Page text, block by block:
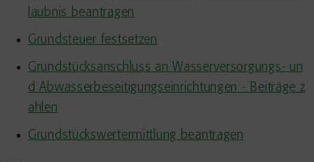
laubnis beantragen
Grundsteuer festsetzen
Grundstücksanschluss an Wasserversorgungs- un
d Abwasserbeseitigungseinrichtungen - Beiträge z
ahlen
Grundstückswertermittlung beantragen